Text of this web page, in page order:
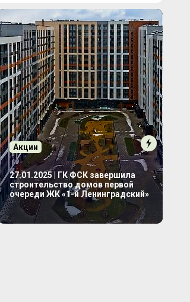
Акции
27.01.2025 | ГК ФСК завершила
строительство домов первой
очереди ЖК «1-й Ленинградский»